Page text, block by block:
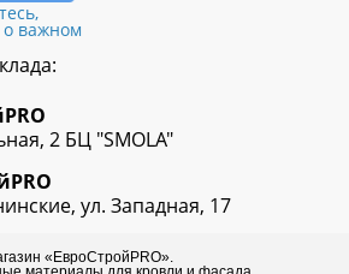
о важном
PRO
2 БЦ "SMOLA"
PRO
ул. Западная, 17
магазин «ЕвроСтройPRO».